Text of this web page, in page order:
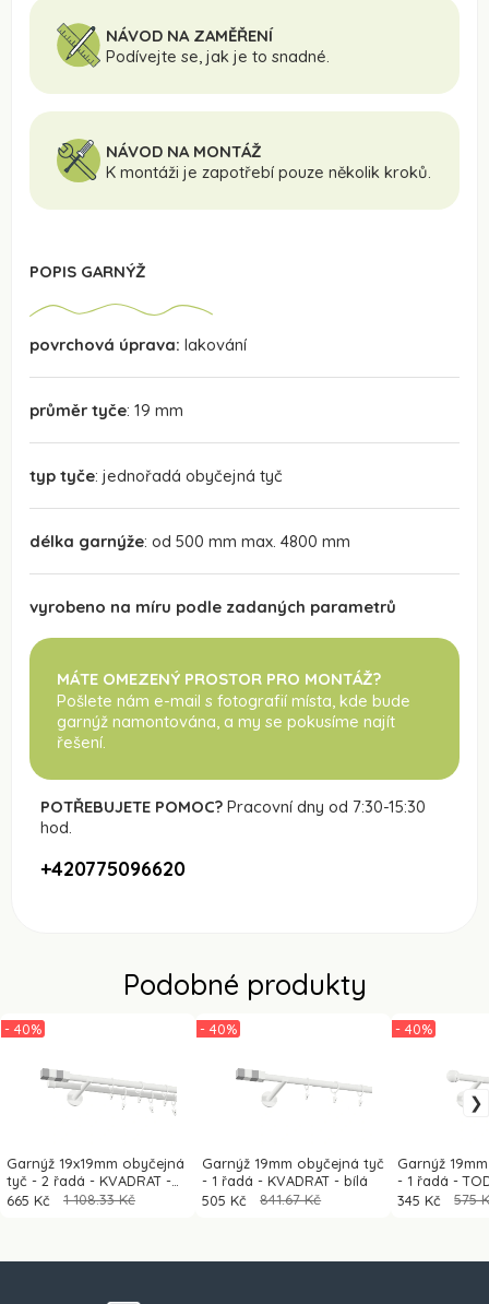
NÁVOD NA ZAMĚŘENÍ
Podívejte se, jak je to snadné.
NÁVOD NA MONTÁŽ
K montáži je zapotřebí pouze několik kroků.
POPIS GARNÝŽ
povrchová úprava: lakování
průměr tyče: 19 mm
typ tyče: jednořadá obyčejná tyč
délka garnýže: od 500 mm max. 4800 mm
vyrobeno na míru podle zadaných parametrů
MÁTE OMEZENÝ PROSTOR PRO MONTÁŽ?
Pošlete nám e-mail s fotografií místa, kde bude
garnýž namontována, a my se pokusíme najít
řešení.
POTŘEBUJETE POMOC? Pracovní dny od 7:30-15:30
hod.
+420775096620
Podobné produkty
Garnýž 19x19mm obyčejná
tyč - 2 řadá - KVADRAT -
bílá
- 40%
665 Kč 1 108.33 Kč
Garnýž 19mm obyčejná tyč
- 1 řadá - KVADRAT - bílá
- 40%
505 Kč 841.67 Kč
Garnýž
- 1 řadá -
- 40%
345 Kč 575